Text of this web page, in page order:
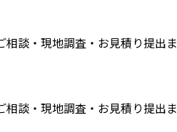
談・現地調査・お見積り提出ま
談・現地調査・お見積り提出ま